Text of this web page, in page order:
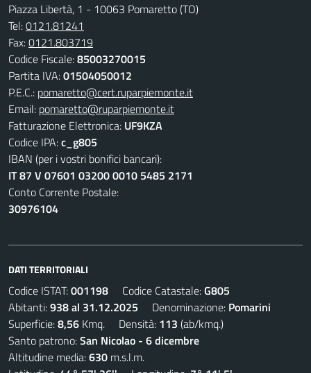
Piazza Libertà, 1 - 10063 Pomaretto (TO)
Tel:0121.81241
Fax:0121.803719
Codice Fiscale:85003270015
Partita IVA:01504050012
P.E.C.: pomaretto@cert.ruparpiemonte.it
Email: pomaretto@ruparpiemonte.it
Fatturazione Elettronica: UF9KZA
Codice IPA:c_g805
IBAN (per i vostri bonifici bancari):
IT 87 V 07601 03200 0010 5485 2171
Conto Corrente Postale:
30976104
DATI TERRITORIALI
Codice ISTAT:001198 Codice Catastale:G805
Abitanti:938 al 31.12.2025 Denominazione: Pomarini
Superficie:8,56 Kmq. Densità: 113 (ab/kmq.)
Santo patrono:San Nicolao - 6 dicembre
Altitudine media:630 m.s.l.m.